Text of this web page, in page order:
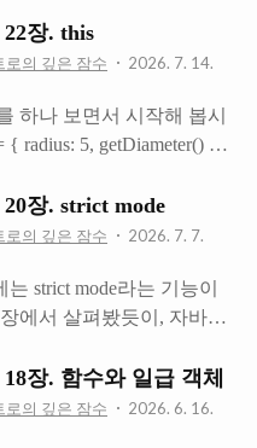
+ b + x + y +
// 42 왜 변수 이름을 x,
안되는지를 명확하게
니다.얼른 읽히지를 않습
유는 무엇일까요? 바로
가 그걸 관리해주기 때문
기특한 녀석인지 알아봅
평가자바스크립트는 인터
.. 마치 컴파일 언어처럼
양에 따르면 이 평가되는
가지 타입이 있다고 합니
행 컨텍스트를 생성하는
, 내부에서 관리되는 내용
역 코드함수 코드eval 코
를 생성하고 변수, 함수
저 실행하여 변수, 함수
텍스..
22장. this
의 깊은 잠수
2026. 7. 14.
하나 보면서 시작해 봅시
{ radius: 5, getDiameter() {
을 미리 참조하고 있다!
이런 짓이 가능하다
격을 받았지만…아무튼
터럴로 인스턴스를 생성
인스턴스들을 많이 뽑아
서드를 가진 인스턴스를 여
번 똑같은 객체를 다시
문에 코드 중복이 너무 많
20장. strict mode
의 깊은 잠수
2026. 7. 7.
strict mode라는 기능이
에서 살펴봤듯이, 자바스
생시키지 않는 쪽으로 설
만 에러가 발생하지 않으
때 원인을 찾기가 정말
장. 함수와 일급 객체
의 깊은 잠수
2026. 6. 16.